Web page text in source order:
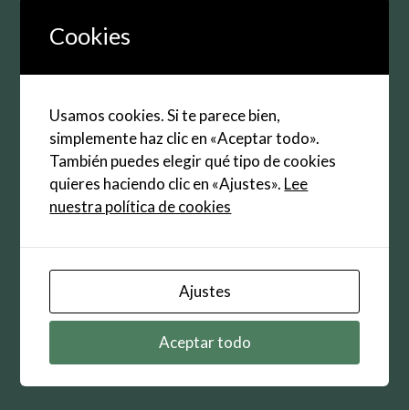
Correo
Web
Guarda mi nombre, correo electrónico y web en
este navegador para la próxima vez que
comente.
Cookies
Usamos cookies. Si te parece bien,
simplemente haz clic en «Aceptar todo».
También puedes elegir qué tipo de cookies
quieres haciendo clic en «Ajustes». Lee
nuestra política de cookies
Ajustes
Aceptar todo